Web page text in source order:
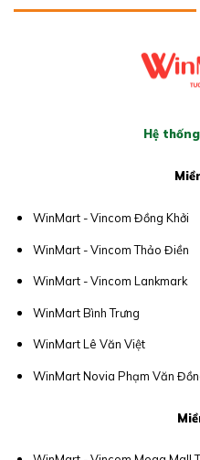
Hệ
WinMart - Vincom Đồng Khởi
WinMart - Vincom Thảo Điền
WinMart - Vincom Lankmark
WinMart Bình Trưng
WinMart Lê Văn Việt
WinMart Novia Phạm Văn